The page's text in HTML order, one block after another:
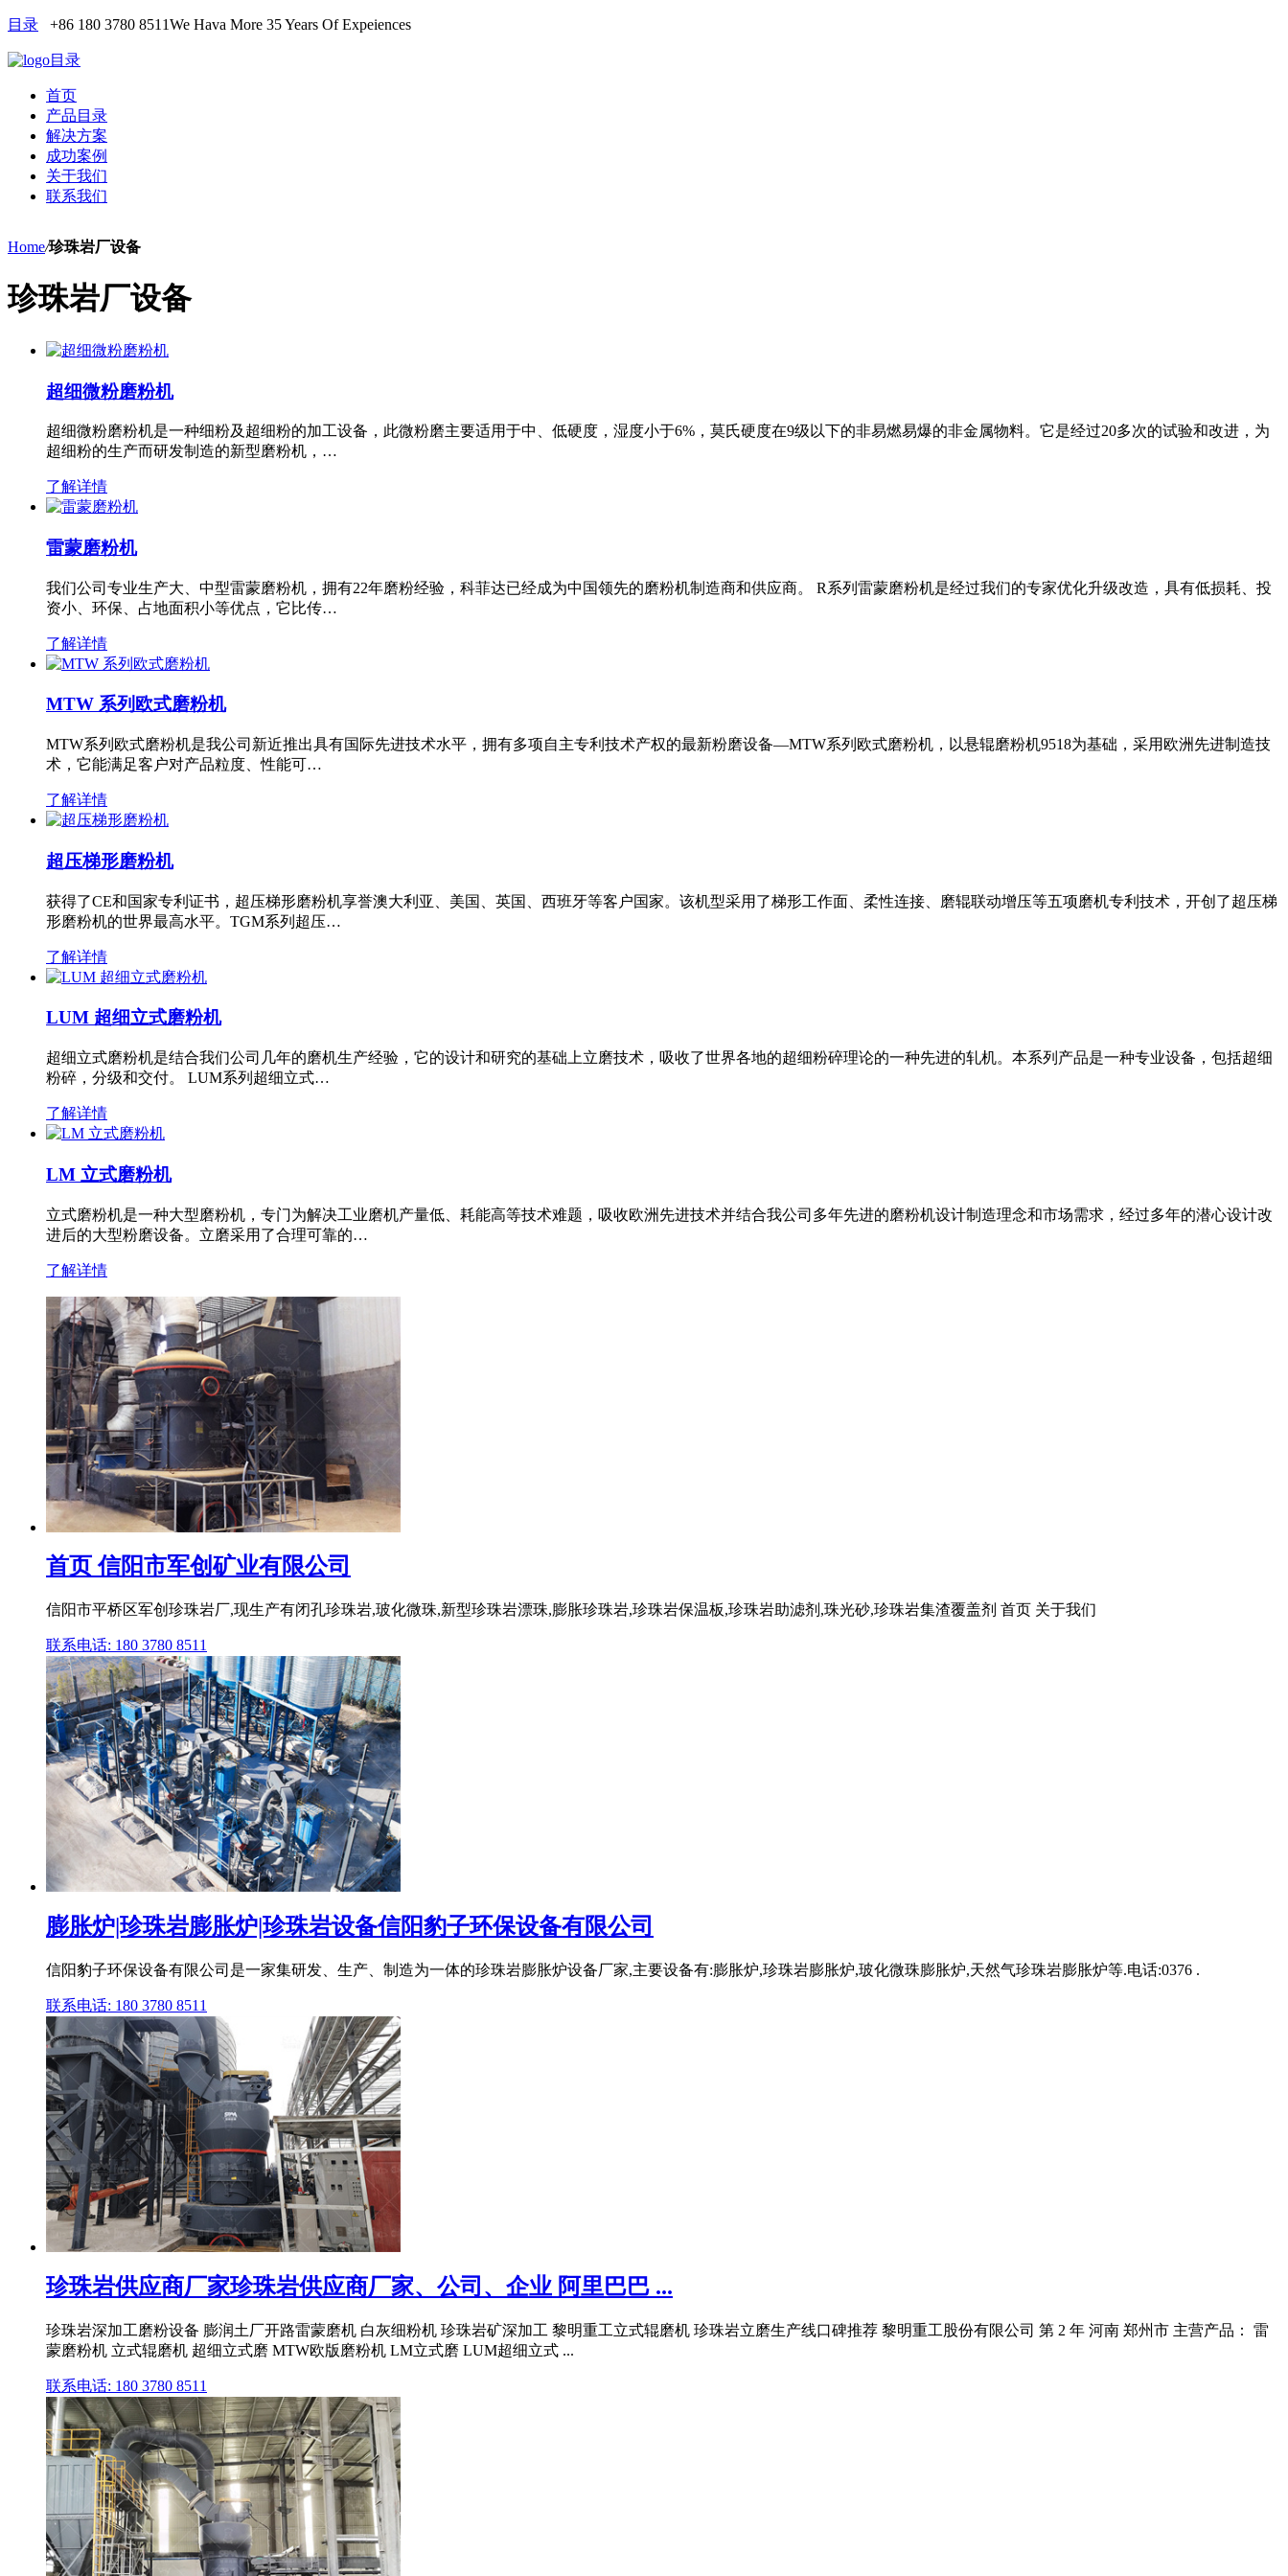
目录 +86 180 3780 8511We Hava More 35 Years Of Expeiences
目录
首页
产品目录
解决方案
成功案例
关于我们
联系我们
Home/珍珠岩厂设备
珍珠岩厂设备
超细微粉磨粉机
超细微粉磨粉机是一种细粉及超细粉的加工设备，此微粉磨主要适用于中、低硬度，湿度小于6%，莫氏硬度在9级以下的非易燃易爆的非金属物料。它是经过20多次的试验和改进，为
超细粉的生产而研发制造的新型磨粉机，…
了解详情
雷蒙磨粉机
我们公司专业生产大、中型雷蒙磨粉机，拥有22年磨粉经验，科菲达已经成为中国领先的磨粉机制造商和供应商。 R系列雷蒙磨粉机是经过我们的专家优化升级改造，具有低损耗、投
资小、环保、占地面积小等优点，它比传…
了解详情
MTW 系列欧式磨粉机
MTW系列欧式磨粉机是我公司新近推出具有国际先进技术水平，拥有多项自主专利技术产权的最新粉磨设备—MTW系列欧式磨粉机，以悬辊磨粉机9518为基础，采用欧洲先进制造技
术，它能满足客户对产品粒度、性能可…
了解详情
超压梯形磨粉机
获得了CE和国家专利证书，超压梯形磨粉机享誉澳大利亚、美国、英国、西班牙等客户国家。该机型采用了梯形工作面、柔性连接、磨辊联动增压等五项磨机专利技术，开创了超压梯
形磨粉机的世界最高水平。TGM系列超压…
了解详情
LUM 超细立式磨粉机
超细立式磨粉机是结合我们公司几年的磨机生产经验，它的设计和研究的基础上立磨技术，吸收了世界各地的超细粉碎理论的一种先进的轧机。本系列产品是一种专业设备，包括超细
粉碎，分级和交付。 LUM系列超细立式…
了解详情
LM 立式磨粉机
立式磨粉机是一种大型磨粉机，专门为解决工业磨机产量低、耗能高等技术难题，吸收欧洲先进技术并结合我公司多年先进的磨粉机设计制造理念和市场需求，经过多年的潜心设计改
进后的大型粉磨设备。立磨采用了合理可靠的…
了解详情
首页 信阳市军创矿业有限公司
信阳市平桥区军创珍珠岩厂,现生产有闭孔珍珠岩,玻化微珠,新型珍珠岩漂珠,膨胀珍珠岩,珍珠岩保温板,珍珠岩助滤剂,珠光砂,珍珠岩集渣覆盖剂 首页 关于我们
联系电话: 180 3780 8511
膨胀炉|珍珠岩膨胀炉|珍珠岩设备信阳豹子环保设备有限公司
信阳豹子环保设备有限公司是一家集研发、生产、制造为一体的珍珠岩膨胀炉设备厂家,主要设备有:膨胀炉,珍珠岩膨胀炉,玻化微珠膨胀炉,天然气珍珠岩膨胀炉等.电话:0376 .
联系电话: 180 3780 8511
珍珠岩供应商厂家珍珠岩供应商厂家、公司、企业 阿里巴巴 ...
珍珠岩深加工磨粉设备 膨润土厂开路雷蒙磨机 白灰细粉机 珍珠岩矿深加工 黎明重工立式辊磨机 珍珠岩立磨生产线口碑推荐 黎明重工股份有限公司 第 2 年 河南 郑州市 主营产品： 雷
蒙磨粉机 立式辊磨机 超细立式磨 MTW欧版磨粉机 LM立式磨 LUM超细立式 ...
联系电话: 180 3780 8511